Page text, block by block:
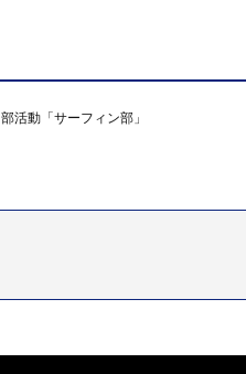
部活動「サーフィン部」